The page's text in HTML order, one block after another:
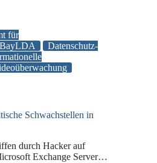
für
BayLDA
Datenschutz-
Schwachstellen in
durch Hacker auf
Exchange Server…